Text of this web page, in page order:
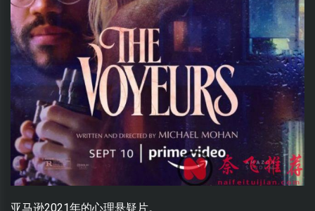
亚马逊2021年的心理悬疑片。